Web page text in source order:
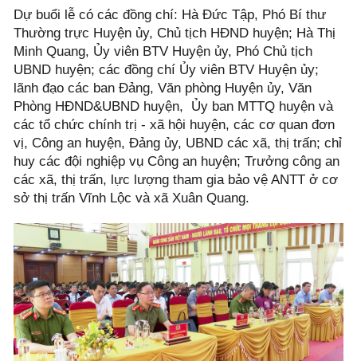
Dự buổi lễ có các đồng chí: Hà Đức Tập, Phó Bí thư
Thường trực Huyện ủy, Chủ tịch HĐND huyện; Hà Thị
Minh Quang, Ủy viên BTV Huyện ủy, Phó Chủ tịch
UBND huyện; các đồng chí Ủy viên BTV Huyện ủy;
lãnh đạo các ban Đảng, Văn phòng Huyện ủy, Văn
Phòng HĐND&UBND huyện, Ủy ban MTTQ huyện và
các tổ chức chính trị - xã hội huyện, các cơ quan đơn
vị, Công an huyện, Đảng ủy, UBND các xã, thị trấn; chỉ
huy các đội nghiệp vụ Công an huyện; Trưởng công an
các xã, thị trấn, lực lượng tham gia bảo vệ ANTT ở cơ
sở thị trấn Vĩnh Lộc và xã Xuân Quang.